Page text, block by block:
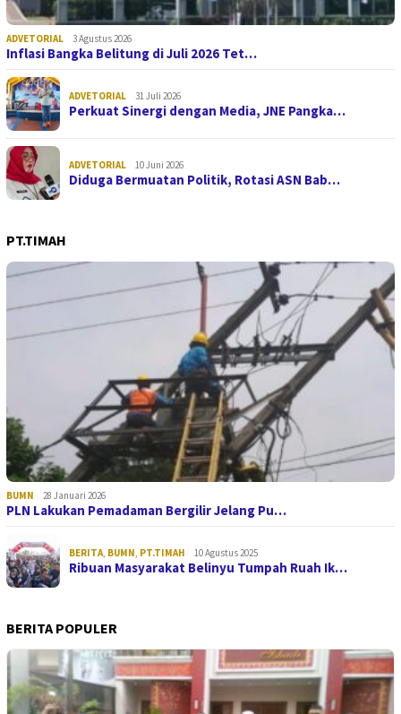
ADVETORIAL 3 Agustus 2026
Inflasi Bangka Belitung di Juli 2026 Tet…
ADVETORIAL 31 Juli 2026
Perkuat Sinergi dengan Media, JNE Pangka…
ADVETORIAL 10 Juni 2026
Diduga Bermuatan Politik, Rotasi ASN Bab…
PT.TIMAH
BUMN 28 Januari 2026
PLN Lakukan Pemadaman Bergilir Jelang Pu…
BERITA BUMN PT.TIMAH 10 Agustus 2025
Ribuan Masyarakat Belinyu Tumpah Ruah Ik…
BERITA POPULER